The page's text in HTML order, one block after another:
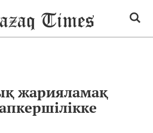
жарияламақ